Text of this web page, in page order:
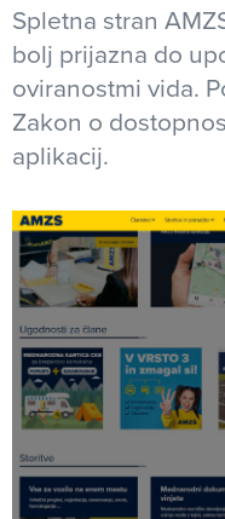
Spletna stran
bolj prijazna do
oviranostmi vida.
Zakon o
aplikacij.